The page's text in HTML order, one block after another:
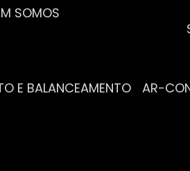
SOMOS
E BALANCEAMENTO AR-